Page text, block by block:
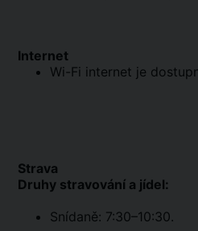
Internet
Wi-Fi internet je
Strava
Druhy stravování a jídel:
Snídaně: 7:30–10:30.